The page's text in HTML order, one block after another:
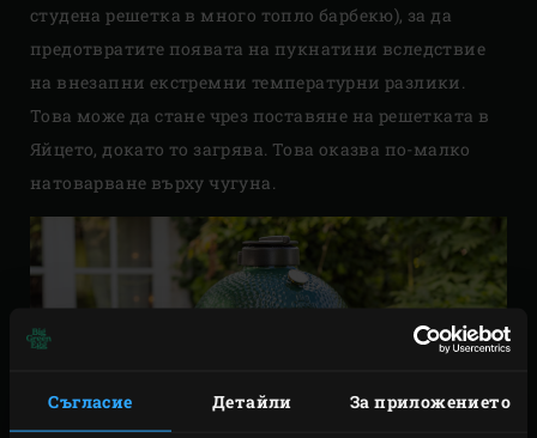
Съгласие Детайли За приложението
студена решетка в много топло барбекю), за да
предотвратите появата на пукнатини вследствие
на внезапни екстремни температурни разлики.
Това може да стане чрез поставяне на решетката в
Яйцето, докато то загрява. Това оказва по-малко
натоварване върху чугуна.